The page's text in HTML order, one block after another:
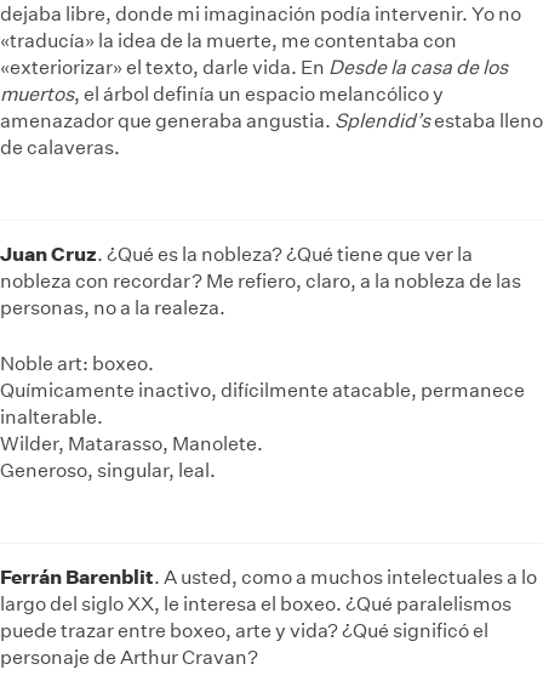
dejaba libre, donde mi imaginación podía intervenir. Yo no
«traducía» la idea de la muerte, me contentaba con
«exteriorizar» el texto, darle vida. En Desde la casa de los
muertos, el árbol definía un espacio melancólico y
amenazador que generaba angustia. Splendid’sestaba lleno
de calaveras.
Juan Cruz. ¿Qué es la nobleza? ¿Qué tiene que ver la
nobleza con recordar? Me refiero, claro, a la nobleza de las
personas, no a la realeza.
Noble art: boxeo.
Químicamente inactivo, difícilmente atacable, permanece
inalterable.
Wilder, Matarasso, Manolete.
Generoso, singular, leal.
Ferrán Barenblit. A usted, como a muchos intelectuales a lo
largo del siglo XX, le interesa el boxeo. ¿Qué paralelismos
puede trazar entre boxeo, arte y vida? ¿Qué significó el
personaje de Arthur Cravan?